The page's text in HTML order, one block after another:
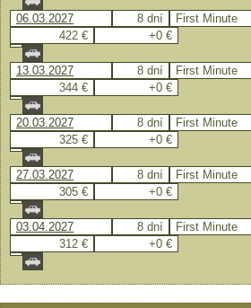
06.03.2027 8 dní
First Minute
422 €
+0 €
13.03.2027 8 dní
First Minute
344 €
+0 €
20.03.2027 8 dní
First Minute
325 €
+0 €
27.03.2027 8 dní
First Minute
305 €
+0 €
03.04.2027 8 dní
First Minute
312 €
+0 €